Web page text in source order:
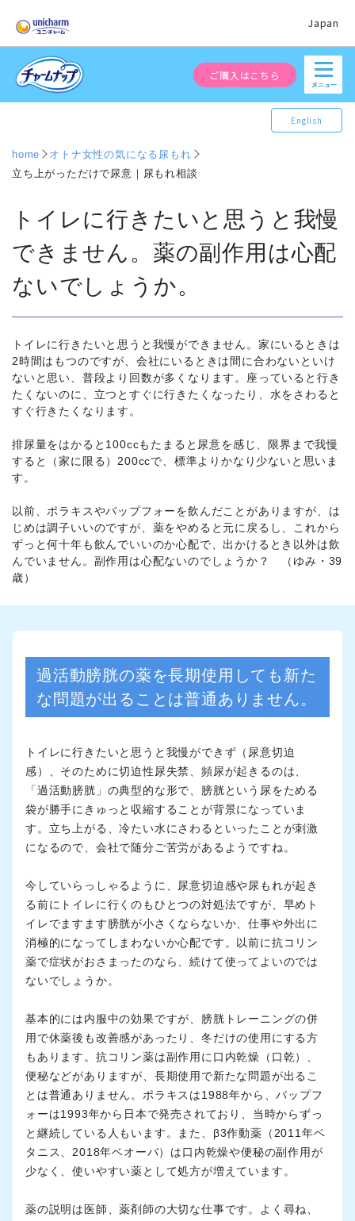
Japan
ご購入はこちら
English
home
オトナ女性の気になる尿もれ
立ち上がっただけで尿意｜尿もれ相談
トイレに行きたいと思うと我慢
できません。薬の副作用は心配
ないでしょうか。
トイレに行きたいと思うと我慢ができません。家にいるときは
2時間はもつのですが、会社にいるときは間に合わないといけ
ないと思い、普段より回数が多くなります。座っていると行き
たくないのに、立つとすぐに行きたくなったり、水をさわると
すぐ行きたくなります。
排尿量をはかると100ccもたまると尿意を感じ、限界まで我慢
すると（家に限る）200ccで、標準よりかなり少ないと思いま
す。
以前、ポラキスやバップフォーを飲んだことがありますが、は
じめは調子いいのですが、薬をやめると元に戻るし、これから
ずっと何十年も飲んでいいのか心配で、出かけるとき以外は飲
んでいません。副作用は心配ないのでしょうか？ （ゆみ・39
歳）
過活動膀胱の薬を長期使用しても新た
な問題が出ることは普通ありません。
トイレに行きたいと思うと我慢ができず（尿意切迫
感）、そのために切迫性尿失禁、頻尿が起きるのは、
「過活動膀胱」の典型的な形で、膀胱という尿をためる
袋が勝手にきゅっと収縮することが背景になっていま
す。立ち上がる、冷たい水にさわるといったことが刺激
になるので、会社で随分ご苦労があるようですね。
今していらっしゃるように、尿意切迫感や尿もれが起き
る前にトイレに行くのもひとつの対処法ですが、早めト
イレでますます膀胱が小さくならないか、仕事や外出に
消極的になってしまわないか心配です。以前に抗コリン
薬で症状がおさまったのなら、続けて使ってよいのでは
ないでしょうか。
基本的には内服中の効果ですが、膀胱トレーニングの併
用で休薬後も改善感があったり、冬だけの使用にする方
もあります。抗コリン薬は副作用に口内乾燥（口乾）、
便秘などがありますが、長期使用で新たな問題が出るこ
とは普通ありません。ポラキスは1988年から、バップフ
ォーは1993年から日本で発売されており、当時からずっ
と継続している人もいます。また、β3作動薬（2011年ベ
タニス、2018年ベオーバ）は口内乾燥や便秘の副作用が
少なく、使いやすい薬として処方が増えています。
薬の説明は医師、薬剤師の大切な仕事です。よく尋ね、